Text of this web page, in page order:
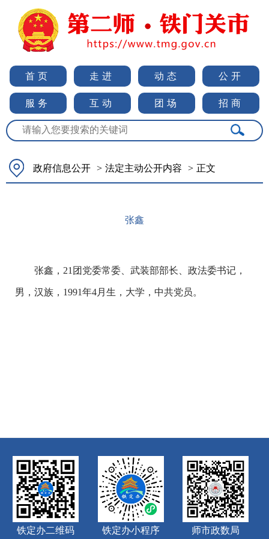
首页 走进 动态 公开
服务 互动 团场 招商
政府信息公开 > 法定主动公开内容 > 正文
张鑫
张鑫，21团党委常委、武装部部长、政法委书记，
男，汉族，1991年4月生，大学，中共党员。
铁定办二维码 铁定办小程序 师市政数局